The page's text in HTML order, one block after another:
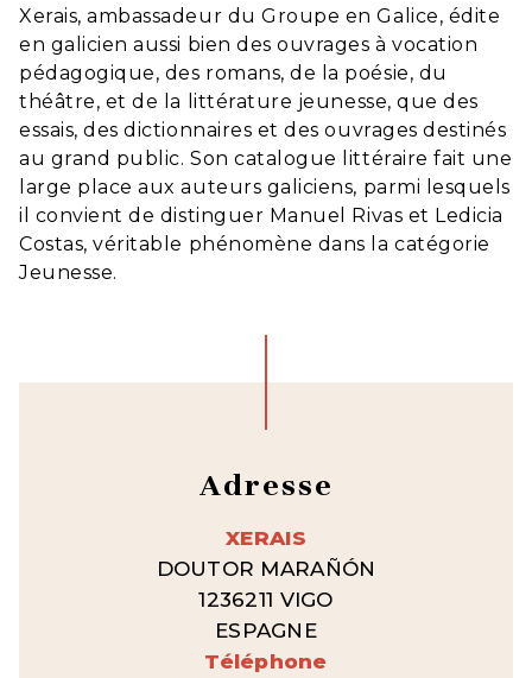
Xerais, ambassadeur du Groupe en Galice, édite
en galicien aussi bien des ouvrages à vocation
pédagogique, des romans, de la poésie, du
théâtre, et de la littérature jeunesse, que des
essais, des dictionnaires et des ouvrages destinés
au grand public. Son catalogue littéraire fait une
large place aux auteurs galiciens, parmi lesquels
il convient de distinguer Manuel Rivas et Ledicia
Costas, véritable phénomène dans la catégorie
Jeunesse.
Adresse
XERAIS
DOUTOR MARAÑÓN
1236211 VIGO
ESPAGNE
Téléphone